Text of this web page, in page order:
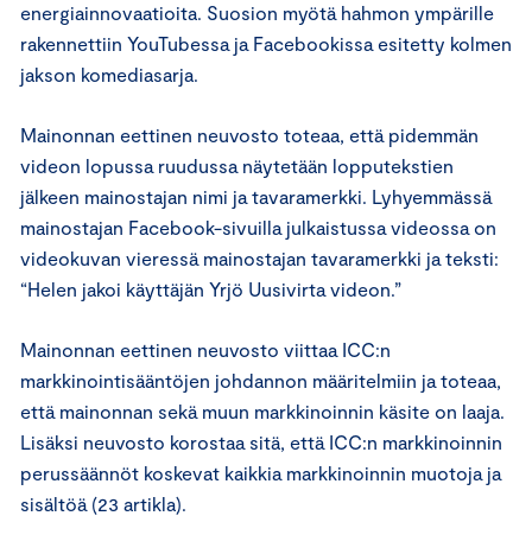
energiainnovaatioita. Suosion myötä hahmon ympärille
rakennettiin YouTubessa ja Facebookissa esitetty kolmen
jakson komediasarja.
Mainonnan eettinen neuvosto toteaa, että pidemmän
videon lopussa ruudussa näytetään lopputekstien
jälkeen mainostajan nimi ja tavaramerkki. Lyhyemmässä
mainostajan Facebook-sivuilla julkaistussa videossa on
videokuvan vieressä mainostajan tavaramerkki ja teksti:
“Helen jakoi käyttäjän Yrjö Uusivirta videon.”
Mainonnan eettinen neuvosto viittaa ICC:n
markkinointisääntöjen johdannon määritelmiin ja toteaa,
että mainonnan sekä muun markkinoinnin käsite on laaja.
Lisäksi neuvosto korostaa sitä, että ICC:n markkinoinnin
perussäännöt koskevat kaikkia markkinoinnin muotoja ja
sisältöä (23 artikla).